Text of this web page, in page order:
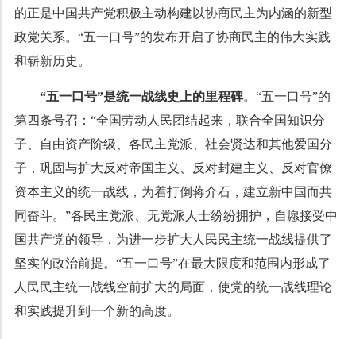
的正是中国共产党积极主动构建以协商民主为内涵的新型
政党关系。“五一口号”的发布开启了协商民主的伟大实践
和崭新历史。
“五一口号”是统一战线史上的里程碑。“五一口号”的
第四条号召：“全国劳动人民团结起来，联合全国知识分
子、自由资产阶级、各民主党派、社会贤达和其他爱国分
子，巩固与扩大反对帝国主义、反对封建主义、反对官僚
资本主义的统一战线，为着打倒蒋介石，建立新中国而共
同奋斗。”各民主党派、无党派人士纷纷拥护，自愿接受中
国共产党的领导，为进一步扩大人民民主统一战线提供了
坚实的政治前提。“五一口号”在最大限度和范围内形成了
人民民主统一战线空前扩大的局面，使党的统一战线理论
和实践提升到一个新的高度。